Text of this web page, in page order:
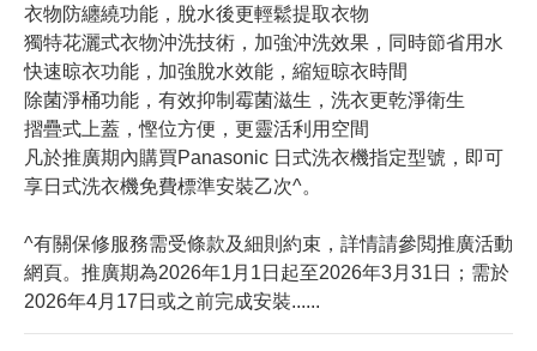
衣物防纏繞功能，脫水後更輕鬆提取衣物
獨特花灑式衣物沖洗技術，加強沖洗效果，同時節省用水
快速晾衣功能，加強脫水效能，縮短晾衣時間
除菌淨桶功能，有效抑制霉菌滋生，洗衣更乾淨衛生
摺疊式上蓋，慳位方便，更靈活利用空間
凡於推廣期內購買Panasonic 日式洗衣機指定型號，即可
享日式洗衣機免費標準安裝乙次^。
^有關保修服務需受條款及細則約束，詳情請參閲推廣活動
網頁。推廣期為2026年1月1日起至2026年3月31日；需於
2026年4月17日或之前完成安裝......